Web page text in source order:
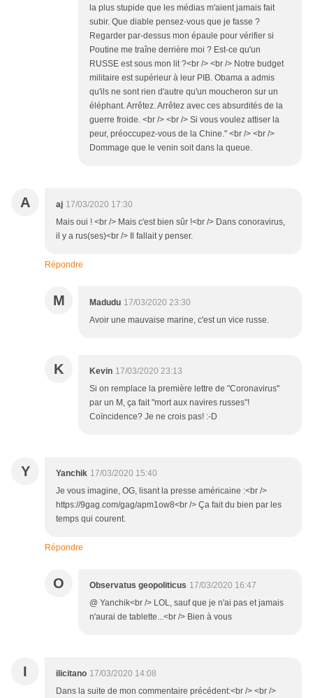
la plus stupide que les médias m'aient jamais fait
subir. Que diable pensez-vous que je fasse ?
Regarder par-dessus mon épaule pour vérifier si
Poutine me traîne derrière moi ? Est-ce qu'un
RUSSE est sous mon lit ?<br /> <br /> Notre budget
militaire est supérieur à leur PIB. Obama a admis
qu'ils ne sont rien d'autre qu'un moucheron sur un
éléphant. Arrêtez. Arrêtez avec ces absurdités de la
guerre froide. <br /> <br /> Si vous voulez attiser la
peur, préoccupez-vous de la Chine." <br /> <br />
Dommage que le venin soit dans la queue.
A aj 17/03/2020 17:30
Mais oui ! <br /> Mais c'est bien sûr !<br /> Dans conoravirus,
il y a rus(ses)<br /> Il fallait y penser.
Répondre
M Madudu 17/03/2020 23:30
Avoir une mauvaise marine, c'est un vice russe.
K Kevin 17/03/2020 23:13
Si on remplace la première lettre de "Coronavirus"
par un M, ça fait "mort aux navires russes"!
Coïncidence? Je ne crois pas! :-D
Y Yanchik 17/03/2020 15:40
Je vous imagine, OG, lisant la presse américaine :<br />
https://9gag.com/gag/apm1ow8<br /> Ça fait du bien par les
temps qui courent.
Répondre
O Observatus geopoliticus 17/03/2020 16:47
@ Yanchik<br /> LOL, sauf que je n'ai pas et jamais
n'aurai de tablette...<br /> Bien à vous
I ilicitano 17/03/2020 14:08
Dans la suite de mon commentaire précédent:<br /> <br />